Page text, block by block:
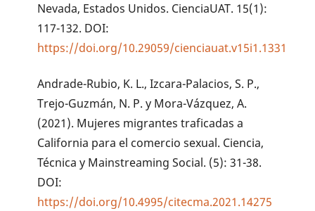
Nevada, Estados Unidos. CienciaUAT. 15(1):
117-132. DOI:
https://doi.org/10.29059/cienciauat.v15i1.1331
Andrade-Rubio, K. L., Izcara-Palacios, S. P.,
Trejo-Guzmán, N. P. y Mora-Vázquez, A.
(2021). Mujeres migrantes traficadas a
California para el comercio sexual. Ciencia,
Técnica y Mainstreaming Social. (5): 31-38.
DOI:
https://doi.org/10.4995/citecma.2021.14275